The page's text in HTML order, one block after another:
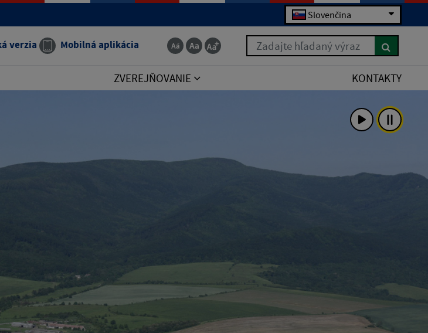
Slovenčina
verzia Mobilná aplikácia Zadajte hľadaný výraz
ZVEREJŇOVANIE KONTAKTY